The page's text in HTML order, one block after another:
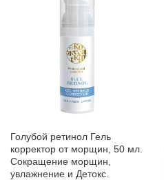
Голубой ретинол Гель
корректор от морщин, 50 мл.
Сокращение морщин,
увлажнение и Детокс.